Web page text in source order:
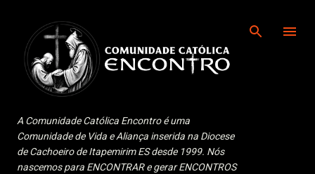
A Comunidade Católica Encontro é uma
Comunidade de Vida e Aliança inserida na Diocese
de Cachoeiro de Itapemirim ES desde 1999. Nós
nascemos para ENCONTRAR e gerar ENCONTROS